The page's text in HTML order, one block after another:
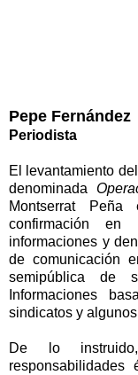
Pepe Fernández
Periodista
El levantamiento
denominada
Montserrat
confirmación
informaciones y
de comunicación
semipública de
Informaciones
sindicatos y
De lo